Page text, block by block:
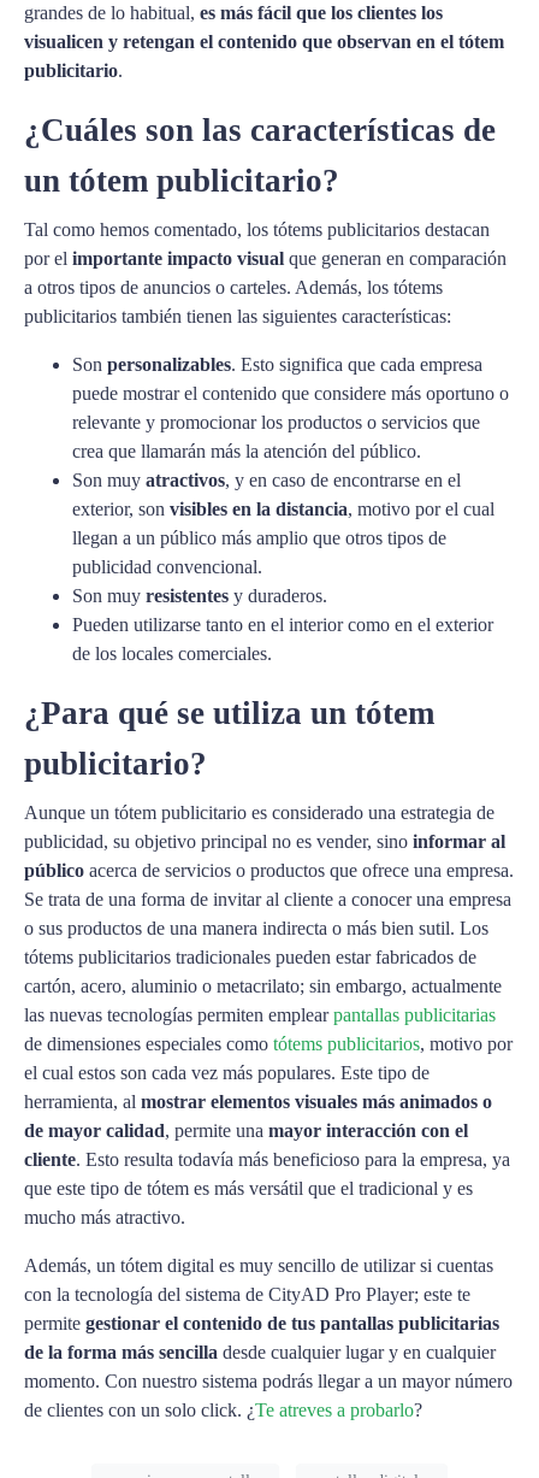
grandes de lo habitual, es más fácil que los clientes los
visualicen y retengan el contenido que observan en el tótem
publicitario.
¿Cuáles son las características de
un tótem publicitario?
Tal como hemos comentado, los tótems publicitarios destacan
por el importante impacto visual que generan en comparación
a otros tipos de anuncios o carteles. Además, los tótems
publicitarios también tienen las siguientes características:
Son personalizables. Esto significa que cada empresa
puede mostrar el contenido que considere más oportuno o
relevante y promocionar los productos o servicios que
crea que llamarán más la atención del público.
Son muy atractivos, y en caso de encontrarse en el
exterior, son visibles en la distancia, motivo por el cual
llegan a un público más amplio que otros tipos de
publicidad convencional.
Son muy resistentes y duraderos.
Pueden utilizarse tanto en el interior como en el exterior
de los locales comerciales.
¿Para qué se utiliza un tótem
publicitario?
Aunque un tótem publicitario es considerado una estrategia de
publicidad, su objetivo principal no es vender, sino informar al
público acerca de servicios o productos que ofrece una empresa.
Se trata de una forma de invitar al cliente a conocer una empresa
o sus productos de una manera indirecta o más bien sutil. Los
tótems publicitarios tradicionales pueden estar fabricados de
cartón, acero, aluminio o metacrilato; sin embargo, actualmente
las nuevas tecnologías permiten emplearpantallas publicitarias
de dimensiones especiales como tótems publicitarios, motivo por
el cual estos son cada vez más populares. Este tipo de
herramienta, al mostrar elementos visuales más animados o
de mayor calidad, permite una mayor interacción con el
cliente. Esto resulta todavía más beneficioso para la empresa, ya
que este tipo de tótem es más versátil que el tradicional y es
mucho más atractivo.
Además, un tótem digital es muy sencillo de utilizar si cuentas
con la tecnología del sistema de CityAD Pro Player; este te
permite gestionar el contenido de tus pantallas publicitarias
de la forma más sencilla desde cualquier lugar y en cualquier
momento. Con nuestro sistema podrás llegar a un mayor número
de clientes con un solo click. ¿Te atreves a probarlo?